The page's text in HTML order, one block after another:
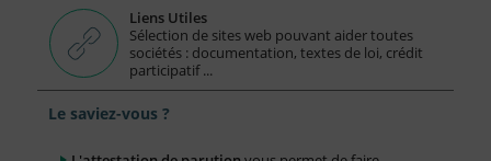
Liens Utiles
Sélection de sites web pouvant aider toutes
sociétés : documentation, textes de loi, crédit
participatif ...
Le saviez-vous ?